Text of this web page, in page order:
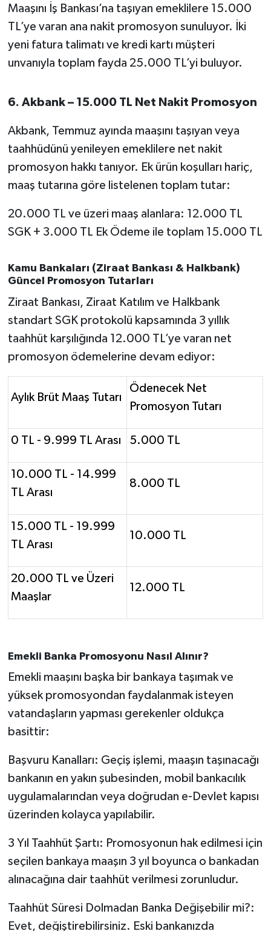
Maaşını İş Bankası’na taşıyan emeklilere 15.000
TL’ye varan ana nakit promosyon sunuluyor. İki
yeni fatura talimatı ve kredi kartı müşteri
unvanıyla toplam fayda 25.000 TL’yi buluyor.
6. Akbank – 15.000 TL Net Nakit Promosyon
Akbank, Temmuz ayında maaşını taşıyan veya
taahhüdünü yenileyen emeklilere net nakit
promosyon hakkı tanıyor. Ek ürün koşulları hariç,
maaş tutarına göre listelenen toplam tutar:
20.000 TL ve üzeri maaş alanlara: 12.000 TL
SGK + 3.000 TL Ek Ödeme ile toplam 15.000 TL
Kamu Bankaları (Ziraat Bankası & Halkbank)
Güncel Promosyon Tutarları
Ziraat Bankası, Ziraat Katılım ve Halkbank
standart SGK protokolü kapsamında 3 yıllık
taahhüt karşılığında 12.000 TL’ye varan net
promosyon ödemelerine devam ediyor:
Aylık Brüt Maaş Tutarı
Ödenecek Net
Promosyon Tutarı
0 TL - 9.999 TL Arası 5.000 TL
10.000 TL - 14.999
TL Arası
8.000 TL
15.000 TL - 19.999
TL Arası
10.000 TL
20.000 TL ve Üzeri
Maaşlar
12.000 TL
Emekli Banka Promosyonu Nasıl Alınır?
Emekli maaşını başka bir bankaya taşımak ve
yüksek promosyondan faydalanmak isteyen
vatandaşların yapması gerekenler oldukça
basittir:
Başvuru Kanalları: Geçiş işlemi, maaşın taşınacağı
bankanın en yakın şubesinden, mobil bankacılık
uygulamalarından veya doğrudan e-Devlet kapısı
üzerinden kolayca yapılabilir.
3 Yıl Taahhüt Şartı: Promosyonun hak edilmesi için
seçilen bankaya maaşın 3 yıl boyunca o bankadan
alınacağına dair taahhüt verilmesi zorunludur.
Taahhüt Süresi Dolmadan Banka Değişebilir mi?:
Evet, değiştirebilirsiniz. Eski bankanızda